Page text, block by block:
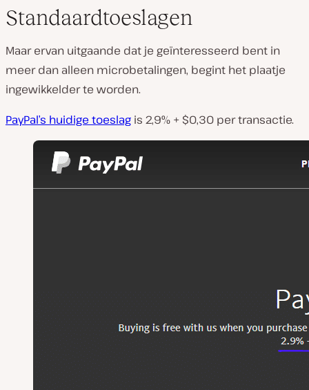
Standaardtoeslagen
Maar ervan uitgaande dat je geïnteresseerd bent in
meer dan alleen microbetalingen, begint het plaatje
ingewikkelder te worden.
PayPal’s huidige toeslag is 2,9% + $0,30 per transactie.